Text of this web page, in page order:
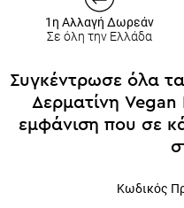
1η Αλλαγή Δωρεάν
Σε όλη την Ελλάδα
Συγκέντρωσε όλα
Δερματίνη
εμφάνιση που σε
Κωδικός